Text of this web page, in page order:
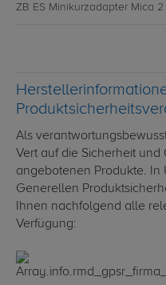
ZB ES Minikurzadapter Mica 2
Als
Vert auf die Sicherheit
angebotenen Produkte. In
Generellen
Ihnen nachfolgend alle
Verfügung: